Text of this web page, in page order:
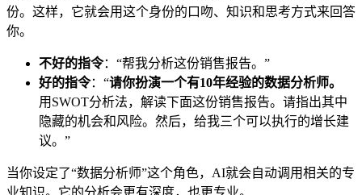
份。这样，它就会用这个身份的口吻、知识和思考方式来回答
你。
不好的指令：“帮我分析这份销售报告。”
好的指令：“请你扮演一个有10年经验的数据分析师。
用SWOT分析法，解读下面这份销售报告。请指出其中
隐藏的机会和风险。然后，给我三个可以执行的增长建
议。”
当你设定了“数据分析师”这个角色，AI就会自动调用相关的专
业知识。它的分析会更有深度，也更专业。